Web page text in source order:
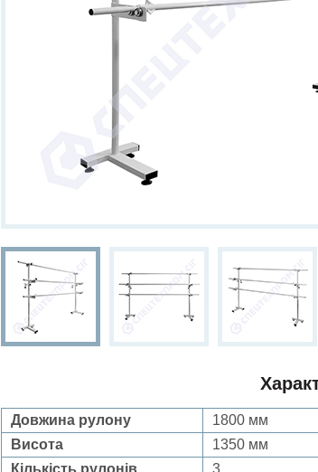
Довжина рулону
1800 мм
Висота
1350 мм
Кількість рулонів
3